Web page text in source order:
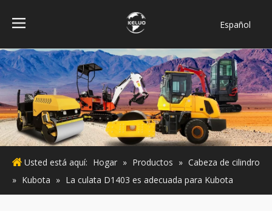
Español
Bahasa
indonesia
Türk dili
ไทย
Italiano
Deutsch
Português
Pусский
Usted está aquí: Hogar » Productos » Cabeza de cilindro
» Kubota » La culata D1403 es adecuada para Kubota